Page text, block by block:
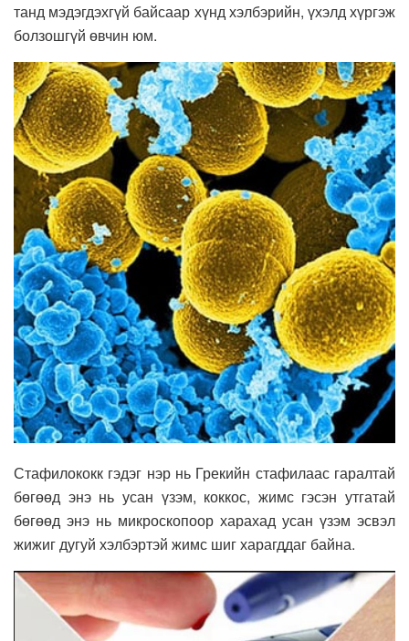
танд мэдэгдэхгүй байсаар хүнд хэлбэрийн, үхэлд хүргэж
болзошгүй өвчин юм.
Стафилококк гэдэг нэр нь Грекийн стафилаас гаралтай
бөгөөд энэ нь усан үзэм, коккос, жимс гэсэн утгатай
бөгөөд энэ нь микроскопоор харахад усан үзэм эсвэл
жижиг дугуй хэлбэртэй жимс шиг харагддаг байна.